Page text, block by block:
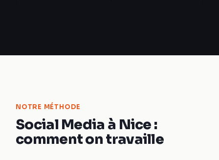
NOTRE MÉTHODE
Social Media à Nice :
comment on travaille